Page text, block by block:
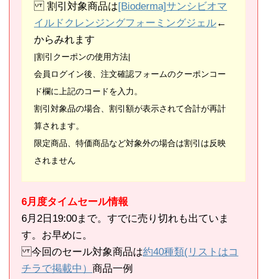
割引対象商品は[Bioderma]サンシビオマ
イルドクレンジングフォーミングジェル←
からみれます
|割引クーポンの使用方法|
会員ログイン後、注文確認フォームのクーポンコー
ド欄に上記のコードを入力。
割引対象品の場合、割引額が表示されて合計が再計
算されます。
限定商品、特価商品など対象外の場合は割引は反映
されません
6月度タイムセール情報
6月2日19:00まで。すでに売り切れも出ていま
す。お早めに。
今回のセール対象商品は約40種類(リストはコ
チラで掲載中） 商品一例